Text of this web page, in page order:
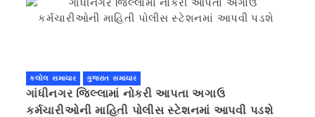
કલોલ સમાચાર ગુજરાત સમાચાર
ગાંધીનગર જિલ્લામાં નોકરી આપતા અગાઉ
કર્મચારીઓની માહિતી પોલીસ સ્ટેશનમાં આપવી પડશે